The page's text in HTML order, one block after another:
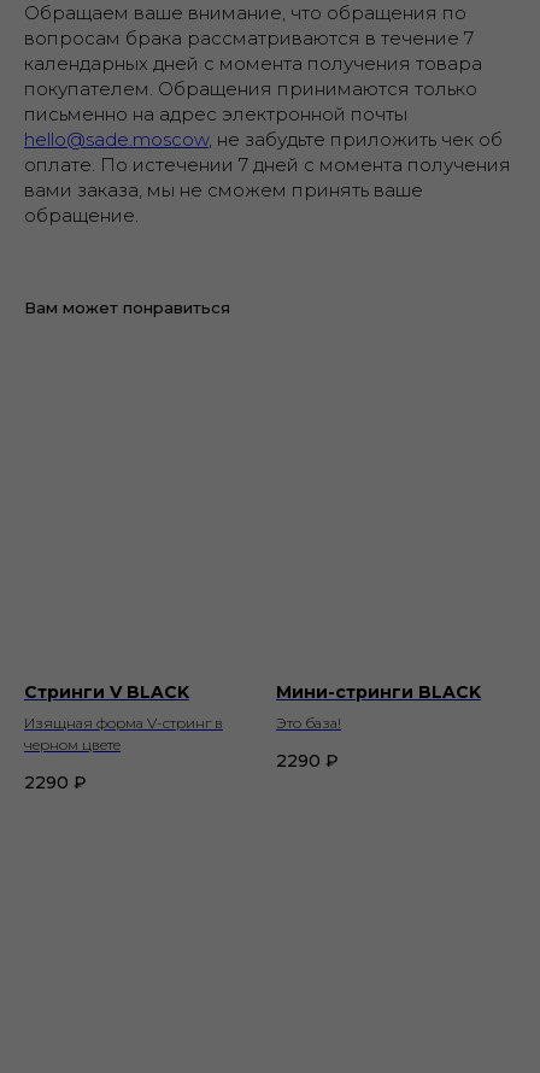
Обращаем ваше внимание, что обращения по
вопросам брака рассматриваются в течение 7
календарных дней с момента получения товара
покупателем. Обращения принимаются только
письменно на адрес электронной почты
hello@sade.moscow, не забудьте приложить чек об
оплате. По истечении 7 дней с момента получения
вами заказа, мы не сможем принять ваше
обращение.
Вам может понравиться
Стринги V BLACK
Изящная форма V-cтринг в
черном цвете
2290 ₽
Мини-стринги BLACK
Это база!
2290 ₽